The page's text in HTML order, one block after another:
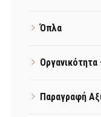
Όπλα
Παραγραφή